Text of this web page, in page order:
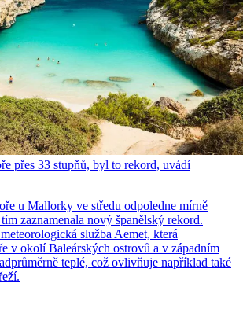
přes 33 stupňů, byl to rekord, uvádí
u Mallorky ve středu odpoledne mírně
zaznamenala nový španělský rekord.
služba Aemet, která
v okolí Baleárských ostrovů a v západním
teplé, což ovlivňuje například také